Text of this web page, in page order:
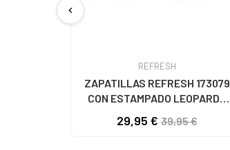
chevron_left
REFRESH
ZAPATILLAS REFRESH 173079
CON ESTAMPADO LEOPARDO
29,95 €39,95 €